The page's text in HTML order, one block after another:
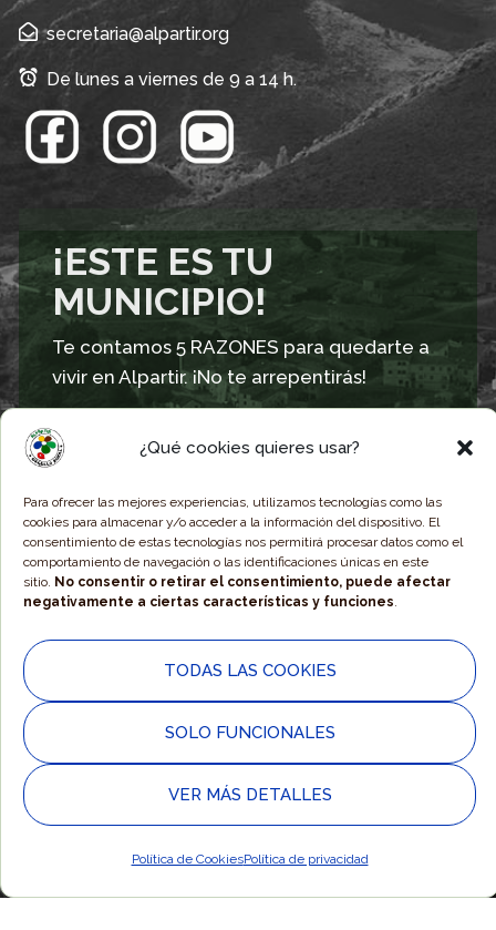
¿Qué cookies quieres usar?
Para ofrecer las mejores experiencias, utilizamos tecnologías como las
cookies para almacenar y/o acceder a la información del dispositivo. El
consentimiento de estas tecnologías nos permitirá procesar datos como el
comportamiento de navegación o las identificaciones únicas en este
sitio. No consentir o retirar el consentimiento, puede afectar
negativamente a ciertas características y funciones.
TODAS LAS COOKIES
SOLO FUNCIONALES
VER MÁS DETALLES
Política de CookiesPolítica de privacidad
secretaria@alpartir.org
De lunes a viernes de 9 a 14 h.
¡ESTE ES TU
MUNICIPIO!
Te contamos 5 RAZONES para quedarte a
vivir en Alpartir. ¡No te arrepentirás!
Descubrir las 5 razones
SUSCRÍBETE A NUESTRO BOLETÍN
publicaciones y noticias / Legitimación » Tu consentimiento /